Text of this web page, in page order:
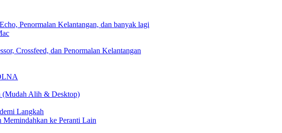
Penormalan Kelantangan, dan banyak lagi
Crossfeed, dan Penormalan Kelantangan
(Mudah Alih & Desktop)
Langkah
ke Peranti Lain